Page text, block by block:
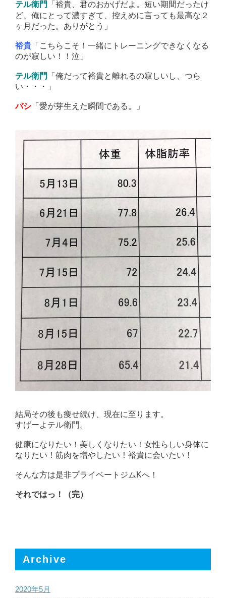
テル衛門
「裕貴、君のおかげだよ。短い期間だったけ
ど、俺にとって濃すぎて、控えめに言っても最高な２
ヶ月だった。ありがとう」
裕貴 「こちらこそ！一緒にトレーニングできなくなる
のが寂しい！！泣」
テル衛門
「俺だって裕貴と離れるの寂しいし、つら
い・・・」
バシ 「愛が芽生えた瞬間である。」
結局その後も痩せ続け、現在に至ります。
すげーよテル衛門。
健康になりたい！美しくなりたい！女性らしい身体に
なりたい！筋肉を増やしたい！裕貴に会いたい！
そんな方は是非プライベートジムKへ！
それではっ！（完）
Archive
2020年5月